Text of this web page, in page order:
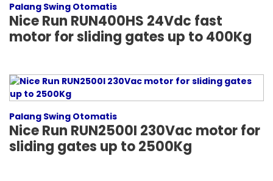
Palang Swing Otomatis
Nice Run RUN400HS 24Vdc fast
motor for sliding gates up to 400Kg
Palang Swing Otomatis
Nice Run RUN2500I 230Vac motor for
sliding gates up to 2500Kg